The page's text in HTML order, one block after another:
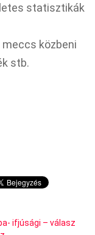
statisztikák
közbeni
stb.
ifjúsági – válasz